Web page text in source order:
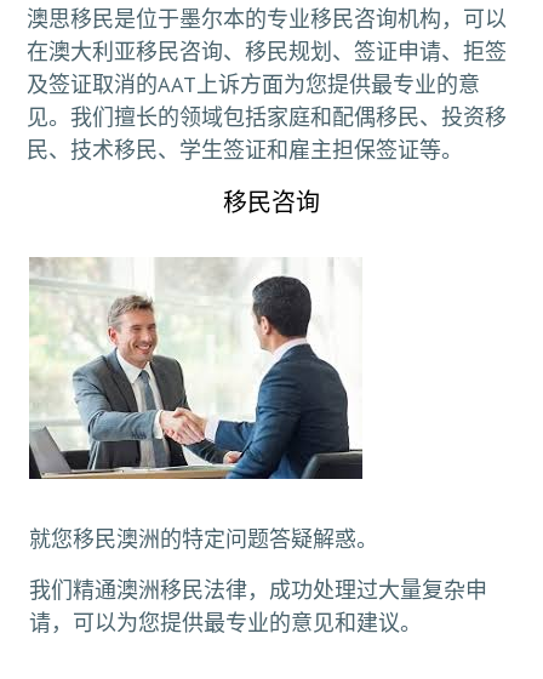
澳思移民是位于墨尔本的专业移民咨询机构，可以
在澳大利亚移民咨询、移民规划、签证申请、拒签
及签证取消的AAT上诉方面为您提供最专业的意
见。我们擅长的领域包括家庭和配偶移民、投资移
民、技术移民、学生签证和雇主担保签证等。
移民咨询
就您移民澳洲的特定问题答疑解惑。
我们精通澳洲移民法律，成功处理过大量复杂申
请，可以为您提供最专业的意见和建议。